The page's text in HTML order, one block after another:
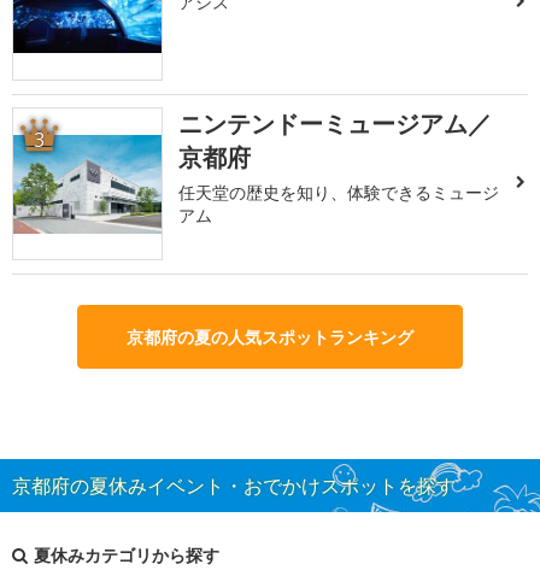
3
ニンテンドーミュージアム／
京都府
任天堂の歴史を知り、体験できるミュージ
アム
京都府の夏の人気スポットランキング
京都府の夏休みイベント・おでかけスポットを探す
夏休みカテゴリから探す